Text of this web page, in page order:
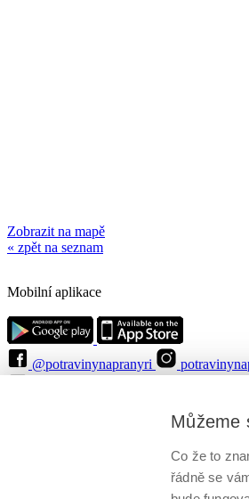
Zobrazit na mapě
« zpět na seznam
Mobilní aplikace
@potravinynapranyri
epodatelna
IČO: 75014149, DIČ: CZ75014149
Nastavení
Můžeme
Co že to
řádně se